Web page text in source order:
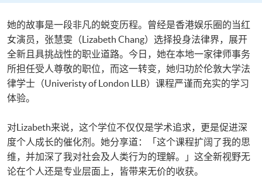
她的故事是一段非凡的蜕变历程。曾经是香港娱乐圈的当红
女演员，张慧雯（Lizabeth Chang）选择投身法律界，展开
全新且具挑战性的职业道路。今日，她在本地一家律师事务
所担任受人尊敬的职位，而这一转变，她归功於伦敦大学法
律学士（Univeristy of London LLB）课程严谨而充实的学习
体验。
对Lizabeth来说，这个学位不仅仅是学术追求，更是促进深
度个人成长的催化剂。她分享道：「这个课程扩阔了我的思
维，并加深了我对社会及人类行为的理解。」这全新视野无
论在个人还是专业层面上，皆带来无价的收获。